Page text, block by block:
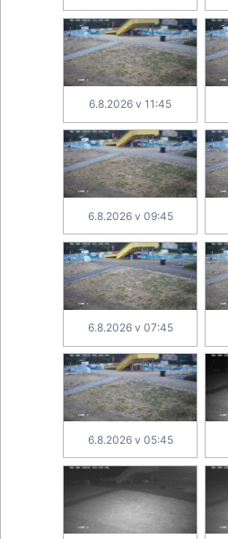
6.8.2026 v 11:45
6.8.2026 v 09:45
6.8.2026 v 07:45
6.8.2026 v 05:45